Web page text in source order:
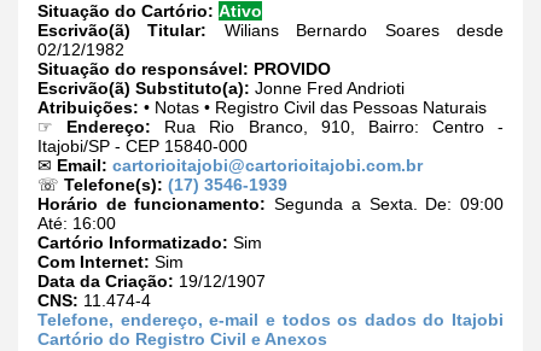
Situação do Cartório: Ativo
Escrivão(ã) Titular: Wilians Bernardo Soares desde
02/12/1982
Situação do responsável: PROVIDO
Escrivão(ã) Substituto(a): Jonne Fred Andrioti
Atribuições: • Notas • Registro Civil das Pessoas Naturais
☞ Endereço: Rua Rio Branco, 910, Bairro: Centro -
Itajobi/SP - CEP 15840-000
✉ Email: cartorioitajobi@cartorioitajobi.com.br
☏ Telefone(s): (17) 3546-1939
Horário de funcionamento: Segunda a Sexta. De: 09:00
Até: 16:00
Cartório Informatizado: Sim
Com Internet: Sim
Data da Criação: 19/12/1907
CNS: 11.474-4
Telefone, endereço, e-mail e todos os dados do Itajobi
Cartório do Registro Civil e Anexos